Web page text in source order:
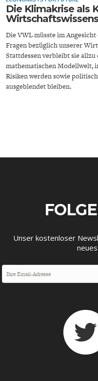
Die Klimakrise als
Die VWL müsste im
Fragen bezüglich unserer
Stattdessen verbleibt sie
mathematischen Modellwelt,
Risiken werden sowie
ausgeblendet bleiben.
Unser kostenloser